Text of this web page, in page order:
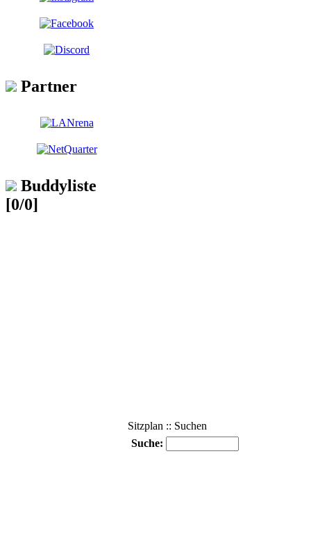
Partner
Buddyliste
[0/0]
Sitzplan :: Suchen
Suche: